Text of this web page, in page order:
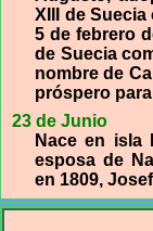
XIII de
5 de febrero
de Suecia
nombre de
próspero
23 de Junio
Nace en isla
esposa de
en 1809,